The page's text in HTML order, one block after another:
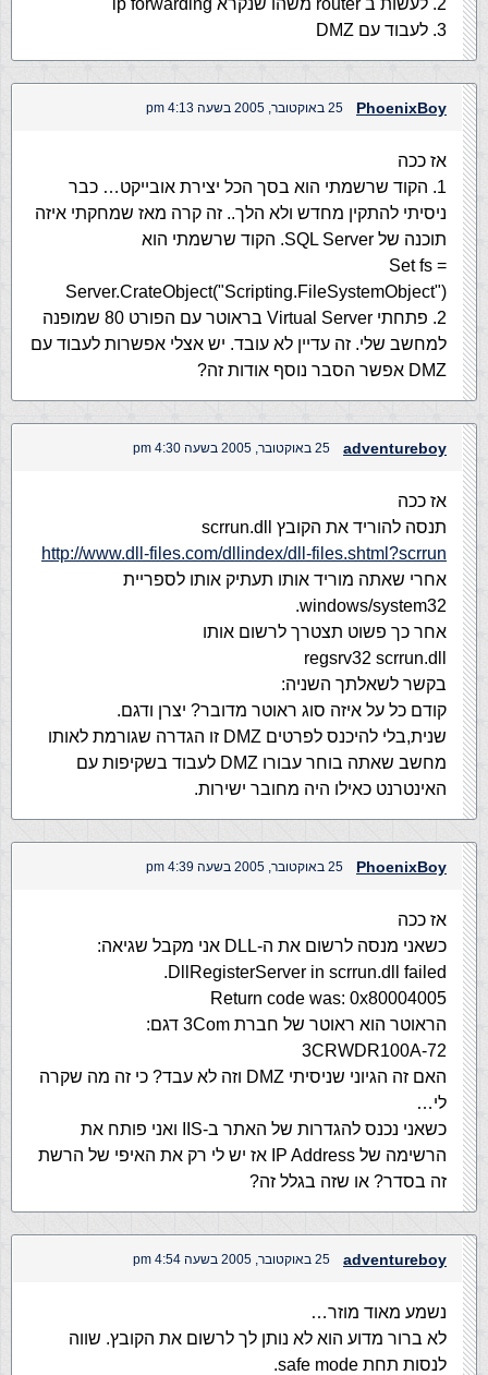
2. לעשות ב router משהו שנקרא ip forwarding
3. לעבוד עם DMZ
PhoenixBoy 25 באוקטובר, 2005 בשעה 4:13 pm
אז ככה
1. הקוד שרשמתי הוא בסך הכל יצירת אובייקט… כבר
ניסיתי להתקין מחדש ולא הלך.. זה קרה מאז שמחקתי איזה
תוכנה של SQL Server. הקוד שרשמתי הוא
Set fs =
Server.CrateObject("Scripting.FileSystemObject")
2. פתחתי Virtual Server בראוטר עם הפורט 80 שמופנה
למחשב שלי. זה עדיין לא עובד. יש אצלי אפשרות לעבוד עם
DMZ אפשר הסבר נוסף אודות זה?
adventureboy 25 באוקטובר, 2005 בשעה 4:30 pm
אז ככה
תנסה להוריד את הקובץ scrrun.dll
http://www.dll-files.com/dllindex/dll-files.shtml?scrrun
אחרי שאתה מוריד אותו תעתיק אותו לספריית
windows/system32.
אחר כך פשוט תצטרך לרשום אותו
regsrv32 scrrun.dll
בקשר לשאלתך השניה:
קודם כל על איזה סוג ראוטר מדובר? יצרן ודגם.
שנית,בלי להיכנס לפרטים DMZ זו הגדרה שגורמת לאותו
מחשב שאתה בוחר עבורו DMZ לעבוד בשקיפות עם
האינטרנט כאילו היה מחובר ישירות.
PhoenixBoy 25 באוקטובר, 2005 בשעה 4:39 pm
אז ככה
כשאני מנסה לרשום את ה-DLL אני מקבל שגיאה:
DllRegisterServer in scrrun.dll failed.
Return code was: 0x80004005
הראוטר הוא ראוטר של חברת 3Com דגם:
3CRWDR100A-72
האם זה הגיוני שניסיתי DMZ וזה לא עבד? כי זה מה שקרה
לי…
כשאני נכנס להגדרות של האתר ב-IIS ואני פותח את
הרשימה של IP Address אז יש לי רק את האיפי של הרשת
זה בסדר? או שזה בגלל זה?
adventureboy 25 באוקטובר, 2005 בשעה 4:54 pm
נשמע מאוד מוזר…
לא ברור מדוע הוא לא נותן לך לרשום את הקובץ. שווה
לנסות תחת safe mode.